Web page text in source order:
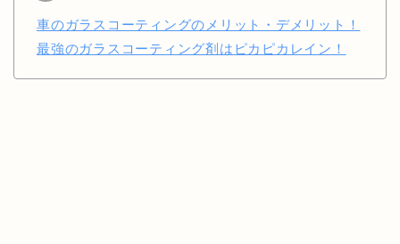
車のガラスコーティングのメリット・デメリット！
最強のガラスコーティング剤はピカピカレイン！